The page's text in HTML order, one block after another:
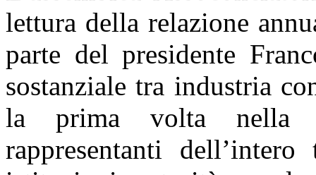
lettura della relazione
parte del presidente
sostanziale tra industria
la prima volta nella
rappresentanti